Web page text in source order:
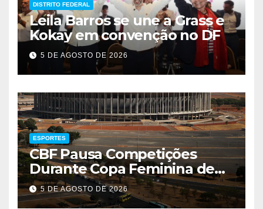
DISTRITO FEDERAL
Leila Barros se une a Grass e
Kokay em convenção no DF
5 DE AGOSTO DE 2026
ESPORTES
CBF Pausa Competições
Durante Copa Feminina de
2027
5 DE AGOSTO DE 2026